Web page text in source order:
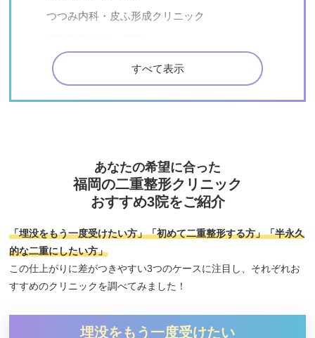
つつみ内科・皮ふ形成クリニック
ネクストトウキョウクリニック（Next Tokyo
Clinic）
ガーデンクリニック福岡院
ビラビューティークリニック 博多院
福岡TAクリニック
松林景一美容クリニック天神
行徳形成外科
すべて表示
あなたの希望に合った
福岡の二重整形クリニック
おすすめ3院をご紹介
「埋没をもう一度受けたい方」「初めて二重整形する方」「半永久
的な二重にしたい方」
この仕上がりに差がつきやすい3つのケースに注目し、それぞれお
すすめのクリニックを調べてみました！
埋没をもう一度受けたい